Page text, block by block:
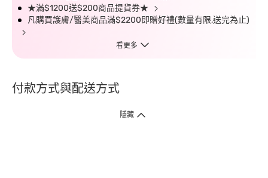
★滿$1200送$200商品提貨券★
凡購買護膚/醫美商品滿$2200即贈好禮(數量有限,送完為止)
看更多
付款方式與配送方式
隱藏